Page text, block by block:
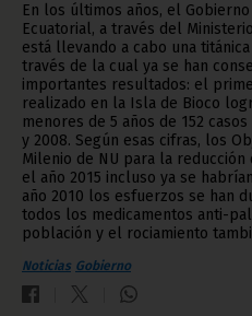
En los últimos años, el
Ecuatorial, a través del
está llevando a cabo una
través de la cual ya se han
importantes resultados: el
realizado en la Isla de Bioco
menores de 5 años de 152
y 2008. Según esas cifras, los
Milenio de NU para la
el año 2015 incluso ya se
año 2010 los esfuerzos se han
todos los medicamentos anti-
población y el rociamiento
Noticias Gobierno